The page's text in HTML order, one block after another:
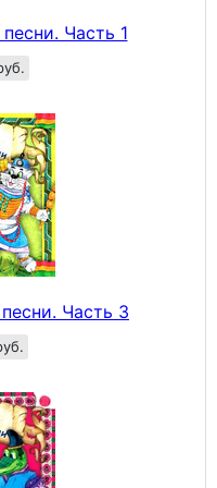
Часть 1
Часть 3